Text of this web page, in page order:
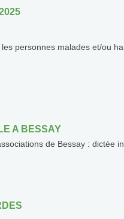
personnes malades et/ou
A BESSAY
de Bessay : dictée